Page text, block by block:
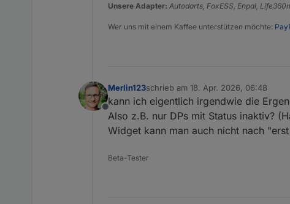
Unsere Adapter: Autodarts, FoxESS, Enpal,
Wer uns mit einem Kaffee unterstützen möchte:
Offline
Merlin123schrieb am 18. Apr. 2026, 06:48
zuletzt editiert von
kann ich eigentlich irgendwie die
Also z.B. nur DPs mit Status inaktiv?
Widget kann man auch nicht nach
Beta-Tester